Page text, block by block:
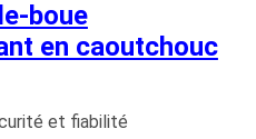
boue
en caoutchouc
et fiabilité